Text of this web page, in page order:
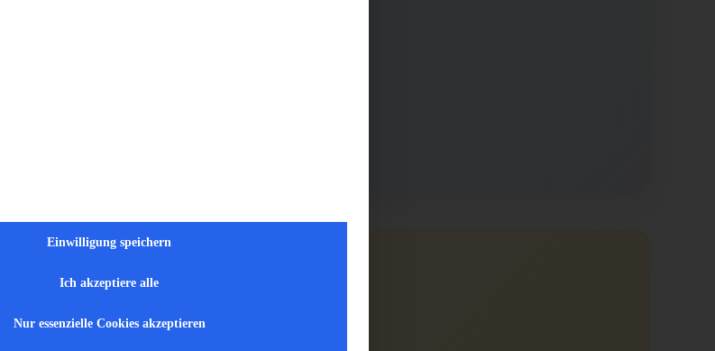
Einwilligung speichern
Ich akzeptiere alle
Nur essenzielle Cookies akzeptieren